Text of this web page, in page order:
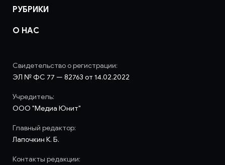
РУБРИКИ
О НАС
Свидетельство о регистрации:
ЭЛ № ФС 77 — 82763 от 14.02.2022
Учредитель:
ООО "Медиа Юнит"
Главный редактор:
Лапочкин К. Б.
Контакты редакции: